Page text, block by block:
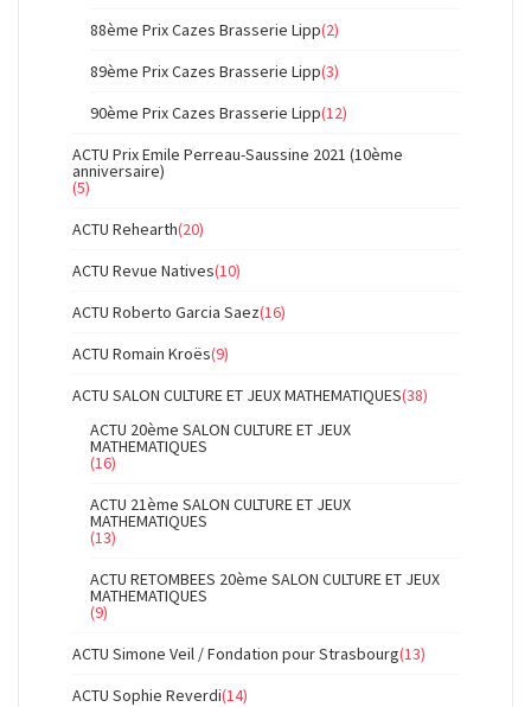
88ème Prix Cazes Brasserie Lipp(2)
89ème Prix Cazes Brasserie Lipp(3)
90ème Prix Cazes Brasserie Lipp(12)
ACTU Prix Emile Perreau-Saussine 2021 (10ème
anniversaire)
(5)
ACTU Rehearth(20)
ACTU Revue Natives(10)
ACTU Roberto Garcia Saez(16)
ACTU Romain Kroës(9)
ACTU SALON CULTURE ET JEUX MATHEMATIQUES(38)
ACTU 20ème SALON CULTURE ET JEUX
MATHEMATIQUES
(16)
ACTU 21ème SALON CULTURE ET JEUX
MATHEMATIQUES
(13)
ACTU RETOMBEES 20ème SALON CULTURE ET JEUX
MATHEMATIQUES
(9)
ACTU Simone Veil / Fondation pour Strasbourg(13)
ACTU Sophie Reverdi(14)